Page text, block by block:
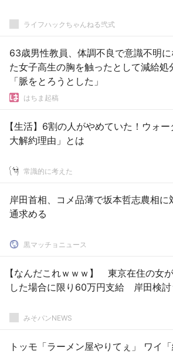
ライフハックちゃんねる弐式
63歳男性教員、体調不良で意識不明に
た女子高生の胸を触ったとして減給処
「脈をとろうとした」
はちま起稿
【生活】6割の人がやめていた！ウォ
大解約理由」とは
常識的に考えた
岸田首相、コメ品薄で坂本哲志農相
通求める
黒マッチョニュース
【なんだこれｗｗｗ】 東京在住の女
した場合に限り60万円支給 岸田検討
みそパンNEWS
トッモ「ラーメン屋やりてぇ」 ワイ